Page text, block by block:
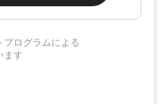
ログラムによる
ます